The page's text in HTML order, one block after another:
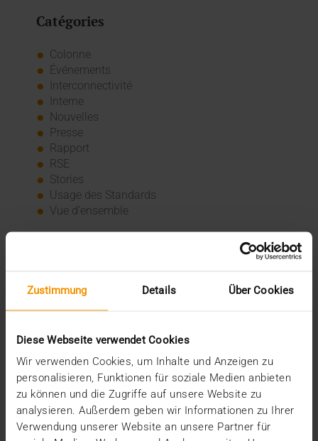
Zustimmung Details Über Cookies
Diese Webseite verwendet Cookies
Wir verwenden Cookies, um Inhalte und Anzeigen zu
personalisieren, Funktionen für soziale Medien anbieten
zu können und die Zugriffe auf unsere Website zu
analysieren. Außerdem geben wir Informationen zu Ihrer
Verwendung unserer Website an unsere Partner für
Catégories
Colonne
Événements
Interconnectivité
Interne
Nouvelles
Presse
Rapport
RSE
Stories
Usage des Standards
Vue d'ensemble
juillet (3)
juin (4)
janvier (3)
décembre (3)
novembre (2)
septembre (2)
août (2)
juillet (2)